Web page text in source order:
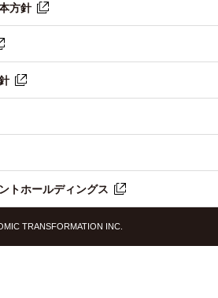
方針
トホールディングス
TRANSFORMATION INC.